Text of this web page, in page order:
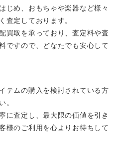
じめ、おもちゃや楽器など様々
査定しております。
買取を承っており、査定料や査
ですので、どなたでも安心して
テムの購入を検討されている方
。
に査定し、最大限の価値を引き
様のご利用を心よりお待ちして